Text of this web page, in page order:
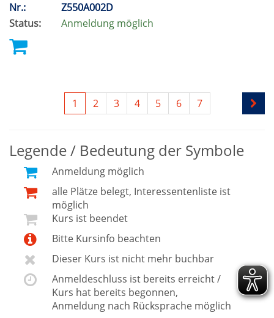
Nr.:
Z550A002D
Status:
Anmeldung möglich
1 2 3 4 5 6 7
Legende / Bedeutung der Symbole
Anmeldung möglich
alle Plätze belegt, Interessentenliste ist
möglich
Kurs ist beendet
Bitte Kursinfo beachten
Dieser Kurs ist nicht mehr buchbar
Anmeldeschluss ist bereits erreicht /
Kurs hat bereits begonnen,
Anmeldung nach Rücksprache möglich